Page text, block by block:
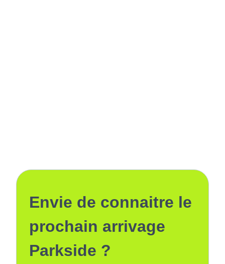
Envie de connaitre le
prochain arrivage
Parkside ?